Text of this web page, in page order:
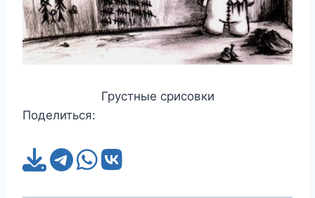
Грустные срисовки
Поделиться: